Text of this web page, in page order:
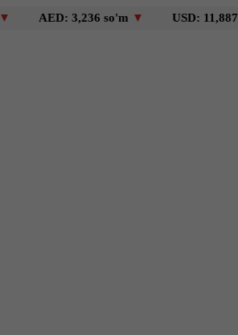
AED: 3,236 so'm▼ USD: 11,887 so'm▼